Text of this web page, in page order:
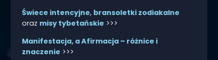
Świece intencyjne, bransoletki zodiakalne
oraz misy tybetańskie >>>
Manifestacja, a Afirmacja – różnice i
znaczenie >>>